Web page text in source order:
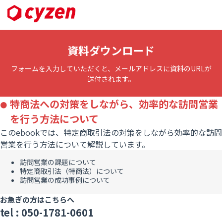
資料ダウンロード
フォームを入力していただくと、メールアドレスに資料のURLが
送付されます。
特商法への対策をしながら、効率的な訪問営業
を行う方法について
このebookでは、特定商取引法の対策をしながら効率的な訪問
営業を行う方法について解説しています。
訪問営業の課題について
特定商取引法（特商法）について
訪問営業の成功事例について
お急ぎの方はこちらへ
tel : 050-1781-0601